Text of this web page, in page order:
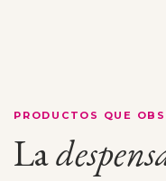
PRODUCTOS QUE
La